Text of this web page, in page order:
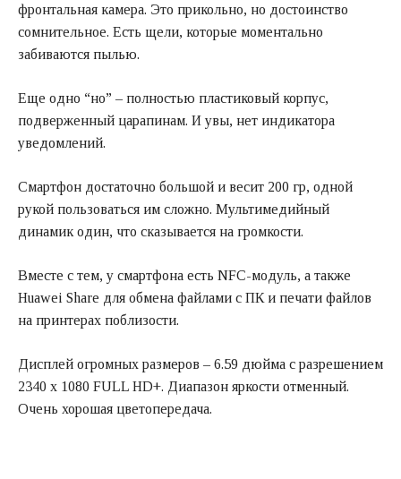
фронтальная камера. Это прикольно, но достоинство
сомнительное. Есть щели, которые моментально
забиваются пылью.
Еще одно “но” – полностью пластиковый корпус,
подверженный царапинам. И увы, нет индикатора
уведомлений.
Смартфон достаточно большой и весит 200 гр, одной
рукой пользоваться им сложно. Мультимедийный
динамик один, что сказывается на громкости.
Вместе с тем, у смартфона есть NFC-модуль, а также
Huawei Share для обмена файлами с ПК и печати файлов
на принтерах поблизости.
Дисплей огромных размеров – 6.59 дюйма с разрешением
2340 х 1080 FULL HD+. Диапазон яркости отменный.
Очень хорошая цветопередача.